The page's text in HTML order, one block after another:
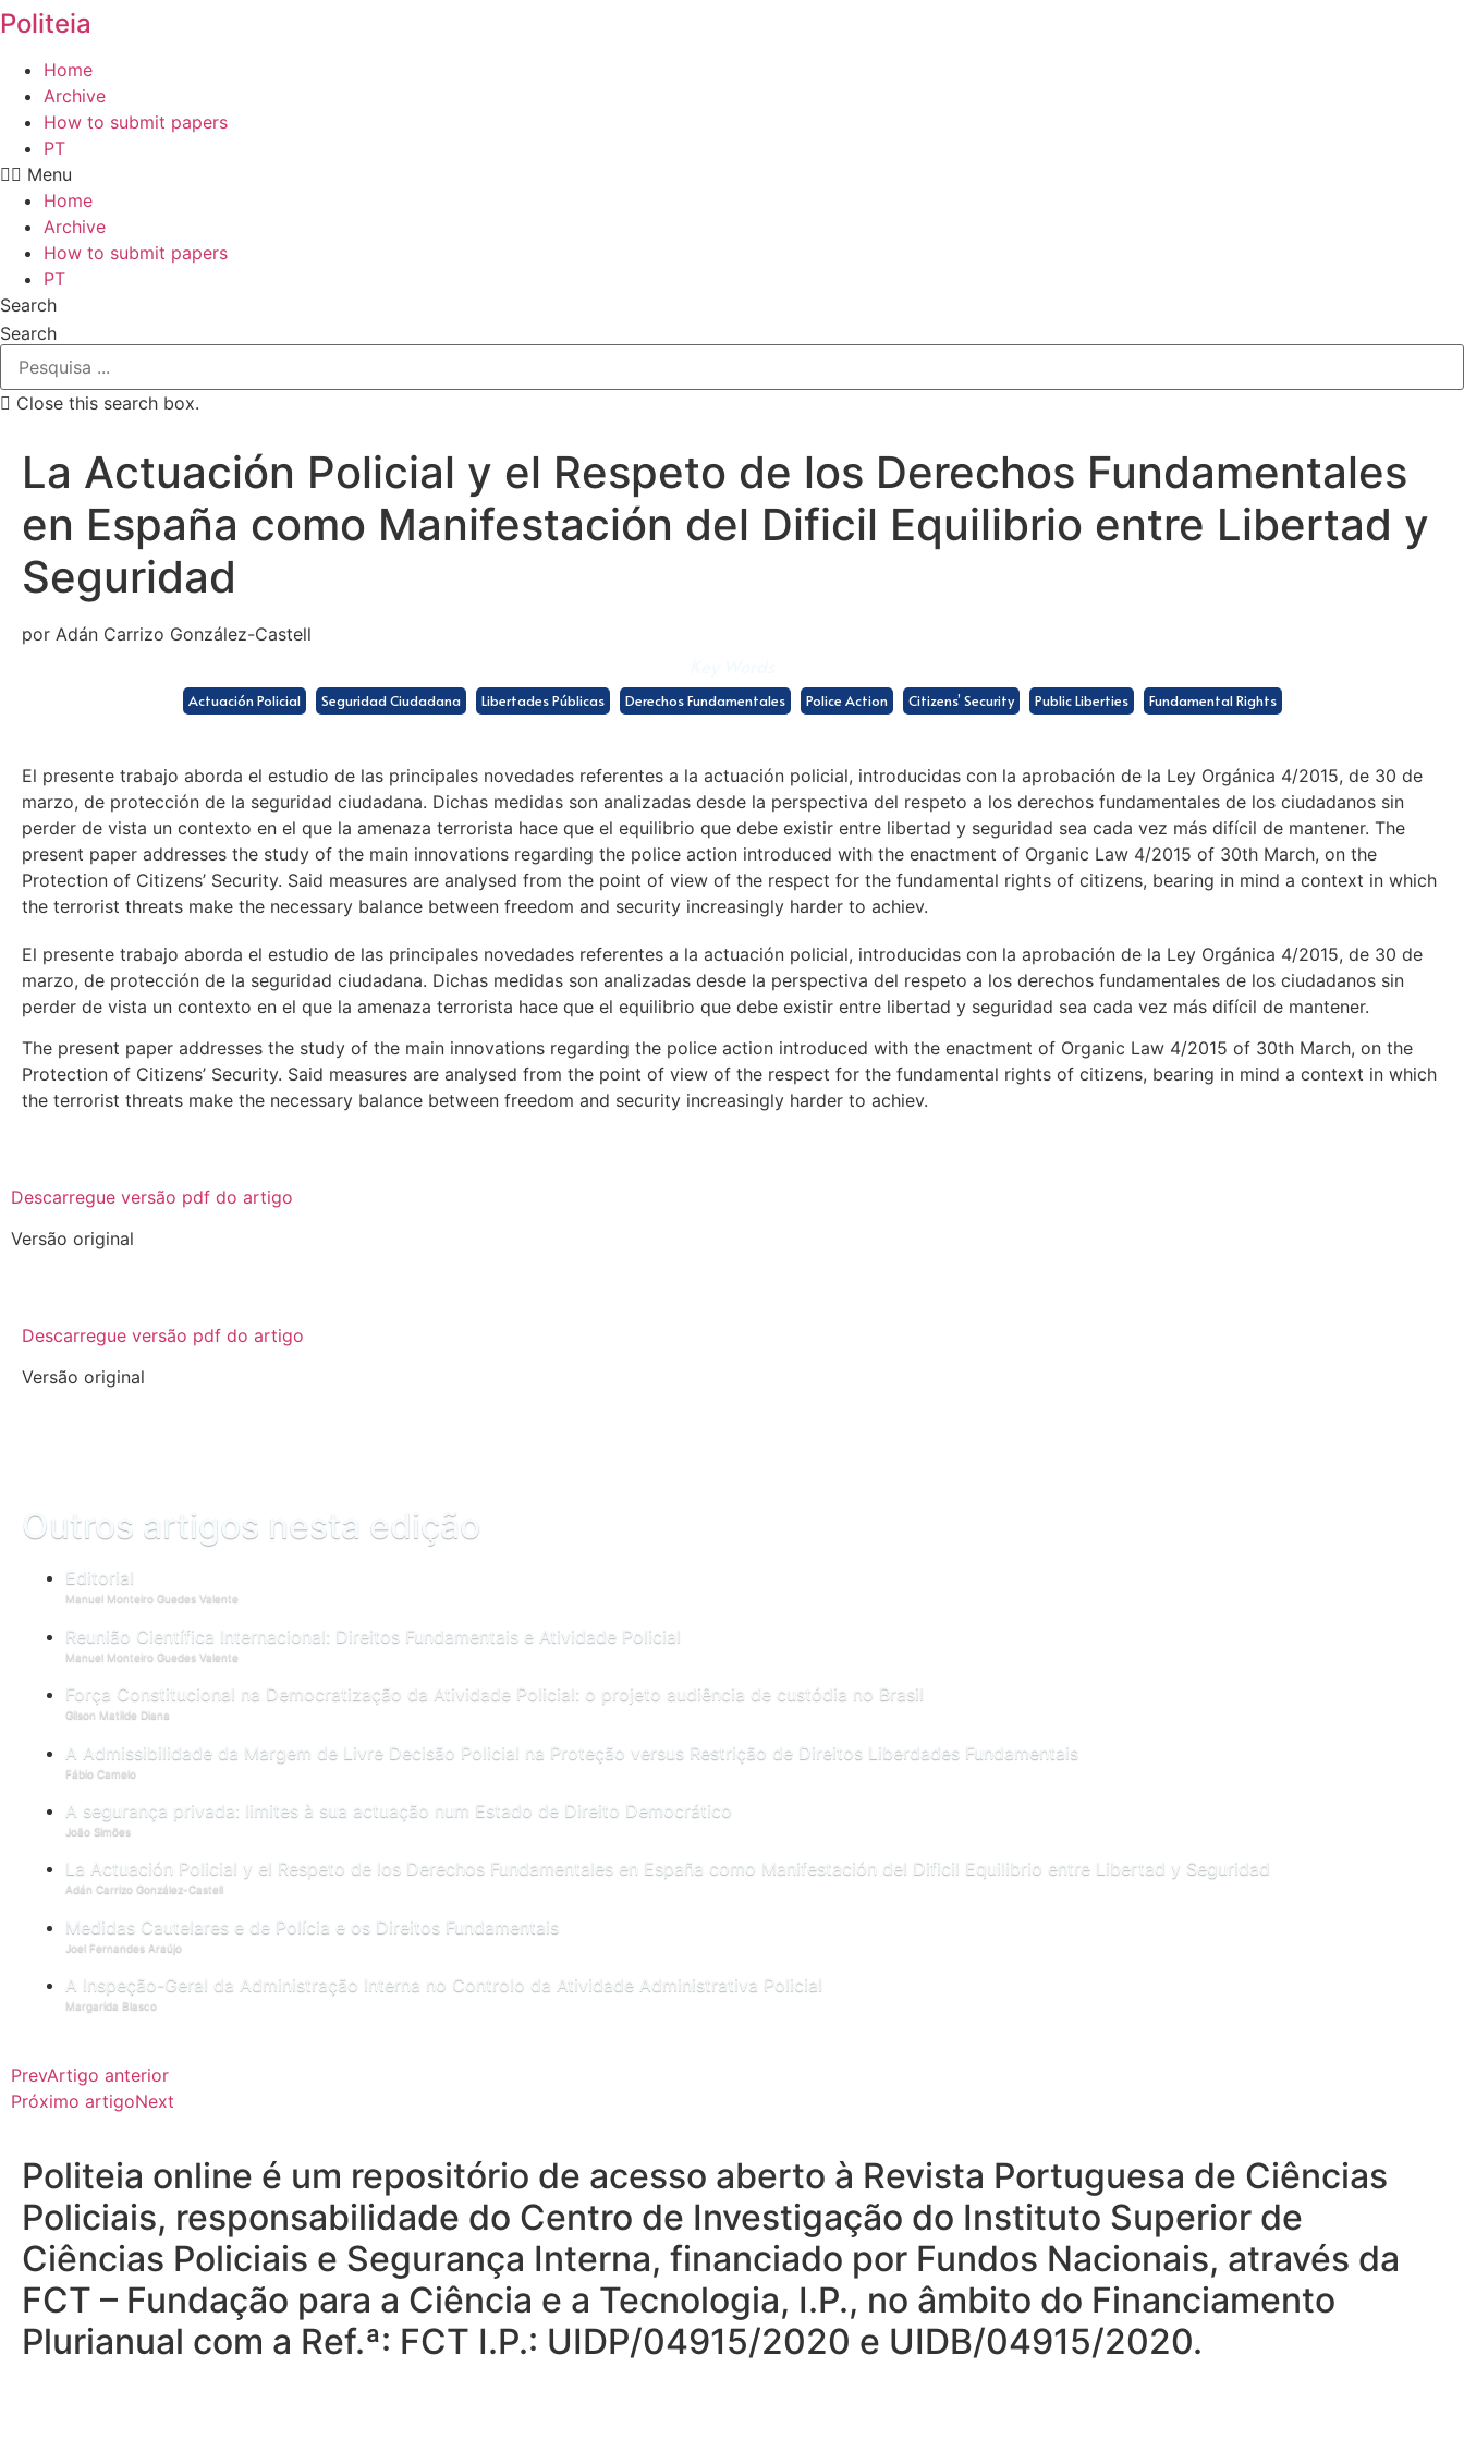
Politeia
Home
Archive
How to submit papers
PT
Menu
Home
Archive
How to submit papers
PT
Search
Search
Close this search box.
La Actuación Policial y el Respeto de los Derechos Fundamentales
en España como Manifestación del Dificil Equilibrio entre Libertad y
Seguridad
por Adán Carrizo González-Castell
Actuación Policial Seguridad Ciudadana Libertades Públicas Derechos Fundamentales Police Action Citizens’ Security Public Liberties Fundamental Rights
El presente trabajo aborda el estudio de las principales novedades referentes a la actuación policial, introducidas con la aprobación de la Ley Orgánica 4/2015, de 30 de
marzo, de protección de la seguridad ciudadana. Dichas medidas son analizadas desde la perspectiva del respeto a los derechos fundamentales de los ciudadanos sin
perder de vista un contexto en el que la amenaza terrorista hace que el equilibrio que debe existir entre libertad y seguridad sea cada vez más difícil de mantener. The
present paper addresses the study of the main innovations regarding the police action introduced with the enactment of Organic Law 4/2015 of 30th March, on the
Protection of Citizens’ Security. Said measures are analysed from the point of view of the respect for the fundamental rights of citizens, bearing in mind a context in which
the terrorist threats make the necessary balance between freedom and security increasingly harder to achiev.
El presente trabajo aborda el estudio de las principales novedades referentes a la actuación policial, introducidas con la aprobación de la Ley Orgánica 4/2015, de 30 de
marzo, de protección de la seguridad ciudadana. Dichas medidas son analizadas desde la perspectiva del respeto a los derechos fundamentales de los ciudadanos sin
perder de vista un contexto en el que la amenaza terrorista hace que el equilibrio que debe existir entre libertad y seguridad sea cada vez más difícil de mantener.
The present paper addresses the study of the main innovations regarding the police action introduced with the enactment of Organic Law 4/2015 of 30th March, on the
Protection of Citizens’ Security. Said measures are analysed from the point of view of the respect for the fundamental rights of citizens, bearing in mind a context in which
the terrorist threats make the necessary balance between freedom and security increasingly harder to achiev.
Descarregue versão pdf do artigo
Versão original
Descarregue versão pdf do artigo
Versão original
Outros artigos nesta edição
Editorial
Manuel Monteiro Guedes Valente
Reunião Científica Internacional: Direitos Fundamentais e Atividade Policial
Manuel Monteiro Guedes Valente
Força Constitucional na Democratização da Atividade Policial: o projeto audiência de custódia no Brasil
Gilson Matilde Diana
A Admissibilidade da Margem de Livre Decisão Policial na Proteção versus Restrição de Direitos Liberdades Fundamentais
Fábio Camelo
A segurança privada: limites à sua actuação num Estado de Direito Democrático
João Simões
La Actuación Policial y el Respeto de los Derechos Fundamentales en España como Manifestación del Dificil Equilibrio entre Libertad y Seguridad
Adán Carrizo González-Castell
Medidas Cautelares e de Polícia e os Direitos Fundamentais
Joel Fernandes Araújo
A Inspeção-Geral da Administração Interna no Controlo da Atividade Administrativa Policial
Margarida Blasco
PrevArtigo anterior
Próximo artigoNext
Politeia online é um repositório de acesso aberto à Revista Portuguesa de Ciências
Policiais, responsabilidade do Centro de Investigação do Instituto Superior de
Ciências Policiais e Segurança Interna, financiado por Fundos Nacionais, através da
FCT – Fundação para a Ciência e a Tecnologia, I.P., no âmbito do Financiamento
Plurianual com a Ref.ª: FCT I.P.: UIDP/04915/2020 e UIDB/04915/2020.